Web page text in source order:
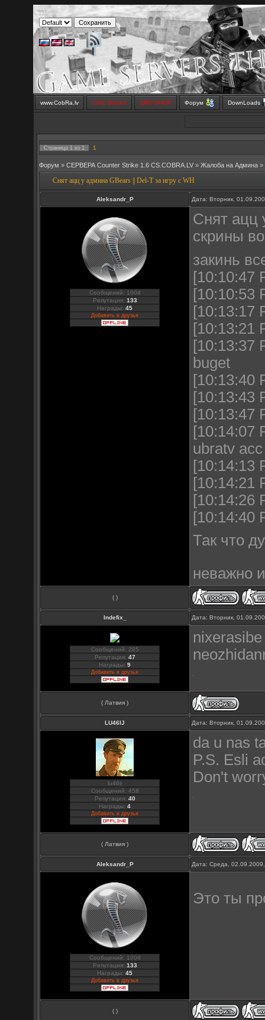
www.CobRa.lv LIVE Stream SMS SHOP Форум DownLoads
Страница 1 из 1 1
Форум » СЕРВЕРА Counter Strike 1.6 CS.COBRA.LV » Жалоба на Админа »
Снят ацц у админа GBears || Del-T за игру с WH
Aleksandr_P Дата: Вторник,
Сообщений: 1004
Репутация: 133
Награды:45
Добавить в друзья
Снят ацц
скрины
закинь
[10:10:47
[10:10:53
[10:13:17
[10:13:21
[10:13:37
buget
[10:13:40
[10:13:43
[10:13:47
[10:14:07
ubratv acc
[10:14:13
[10:14:21
[10:14:26
[10:14:40
Так что
неважно
( )
Indefix_ Дата: Вторник,
Сообщений: 285
Репутация: 47
Награды:9
Добавить в друзья
( Латвия )
LU46IJ Дата: Вторник,
lu46ij
Сообщений: 458
Репутация: 40
Награды:4
Добавить в друзья
da u nas
P.S. Esli
Don't
( Латвия )
Aleksandr_P Дата: Среда,
Сообщений: 1004
Репутация: 133
Награды:45
Добавить в друзья
Это ты
( )